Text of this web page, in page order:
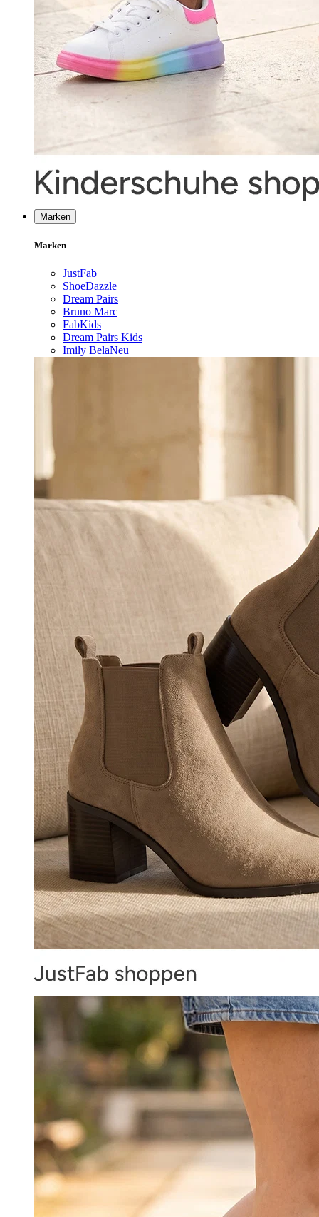
Marken
Marken
JustFab
ShoeDazzle
Dream Pairs
Bruno Marc
FabKids
Dream Pairs Kids
Imily BelaNeu